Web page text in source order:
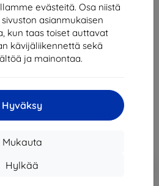
evästeitä. Osa niistä
asianmukaisen
kun taas toiset auttavat
kävijäliikennettä sekä
ja mainontaa.
Hyväksy
Mukauta
Hylkää
Ochranná fólia Sony Xperia